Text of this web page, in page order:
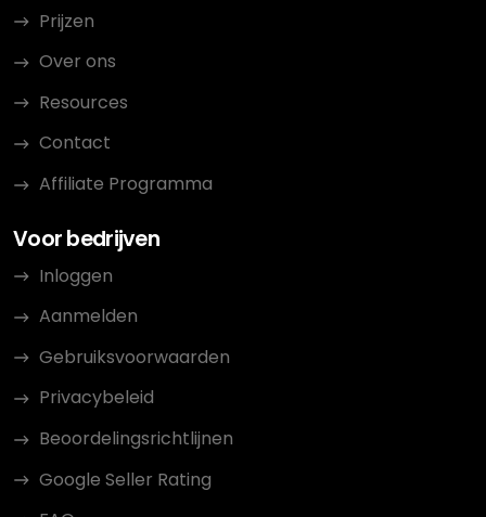
Prijzen
Over ons
Resources
Contact
Affiliate Programma
Voor bedrijven
Inloggen
Aanmelden
Gebruiksvoorwaarden
Privacybeleid
Beoordelingsrichtlijnen
Google Seller Rating